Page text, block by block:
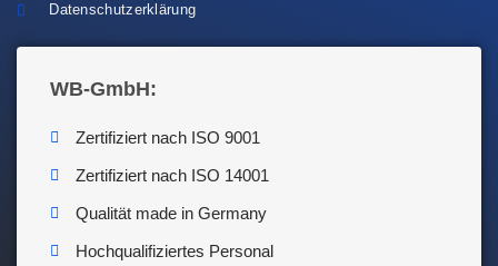
Datenschutzerklärung
WB-GmbH:
Zertifiziert nach ISO 9001
Zertifiziert nach ISO 14001
Qualität made in Germany
Hochqualifiziertes Personal